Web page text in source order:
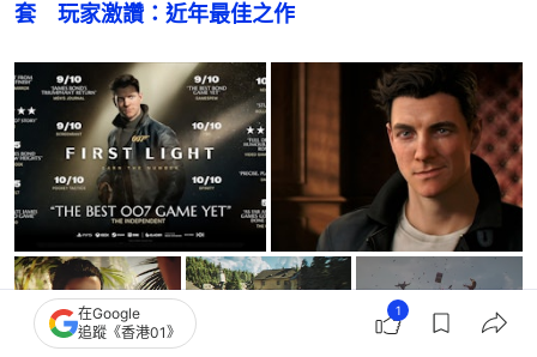
套　玩家激讚：近年最佳之作
+4
在Google
追蹤《香港01》
1